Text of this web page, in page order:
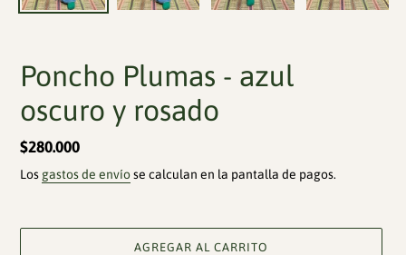
Poncho Plumas - azul
oscuro y rosado
Precio
habitual
$280.000
Los gastos de envíose calculan en la pantalla de pagos.
AGREGAR AL CARRITO